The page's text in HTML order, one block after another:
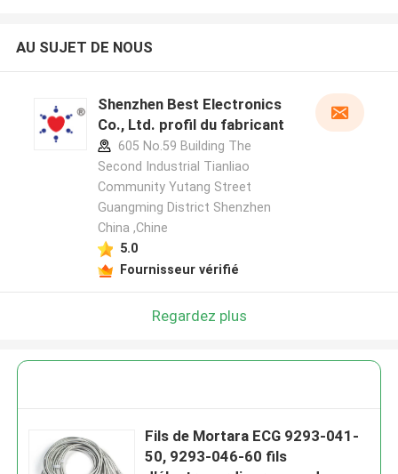
AU SUJET DE NOUS
Shenzhen Best Electronics
Co., Ltd. profil du fabricant
605 No.59 Building The
Second Industrial Tianliao
Community Yutang Street
Guangming District Shenzhen
China ,Chine
5.0
Fournisseur vérifié
Regardez plus
Fils de Mortara ECG 9293-041-
50, 9293-046-60 fils